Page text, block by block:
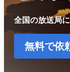
全国の放送局
無料で依